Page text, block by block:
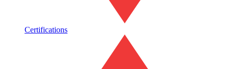
Certifications